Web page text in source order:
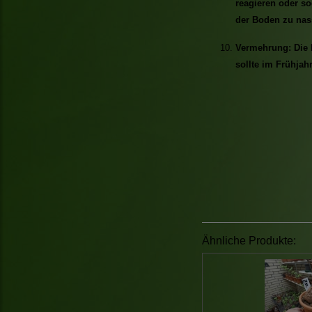
reagieren oder
der Boden zu
Vermehrung: Die
sollte im
Ähnliche Produkte: